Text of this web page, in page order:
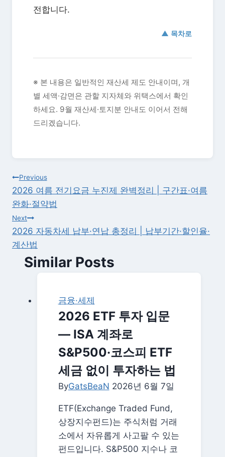
전합니다.
▲ 목차로
※ 본 내용은 일반적인 재산세 제도 안내이며, 개
별 세액·감면은 관할 지자체와 위택스에서 확인
하세요. 9월 재산세·토지분 안내도 이어서 전해
드리겠습니다.
글
탐
색
Previous
2026 여름 전기요금 누진제 완벽정리 | 구간표·여름
완화·절약법
Next
2026 자동차세 납부·연납 총정리 | 납부기간·할인율·
계산법
Similar Posts
금융·세제
2026 ETF 투자 입문
— ISA 계좌로
S&P500·코스피 ETF
세금 없이 투자하는 법
ByGatsBeaN 2026년 6월 7일
ETF(Exchange Traded Fund,
상장지수펀드)는 주식처럼 거래
소에서 자유롭게 사고팔 수 있는
펀드입니다. S&P500 지수나 코